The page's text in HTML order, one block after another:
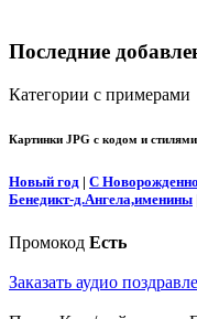
Последние
Категории с примерами
Картинки JPG с кодом и
Новый год | С
Бенедикт-д.Ангела,именины
Промокод Есть
Заказать аудио